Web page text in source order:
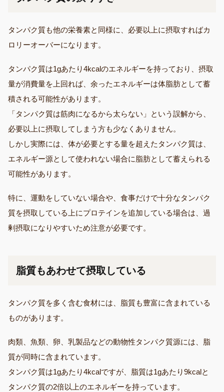
タンパク質も他の栄養素と同様に、必要以上に摂取すればカ
ロリーオーバーになります。
タンパク質は1gあたり4kcalのエネルギーを持っており、摂取
量が消費量を上回れば、余ったエネルギーは体脂肪として蓄
積される可能性があります。
「タンパク質は筋肉になるから太らない」という誤解から、
必要以上に摂取してしまう方も少なくありません。
しかし実際には、体が必要とする量を超えたタンパク質は、
エネルギー源として使われない場合に脂肪として蓄えられる
可能性があります。
特に、運動をしていない場合や、食事だけで十分なタンパク
質を摂取している上にプロテインを追加している場合は、過
剰摂取になりやすいため注意が必要です。
脂質もあわせて摂取している
タンパク質を多く含む食材には、脂質も豊富に含まれている
ものがあります。
肉類、魚類、卵、乳製品などの動物性タンパク質源には、脂
質が同時に含まれています。
タンパク質は1gあたり4kcalですが、脂質は1gあたり9kcalと
タンパク質の2倍以上のエネルギーを持っています。